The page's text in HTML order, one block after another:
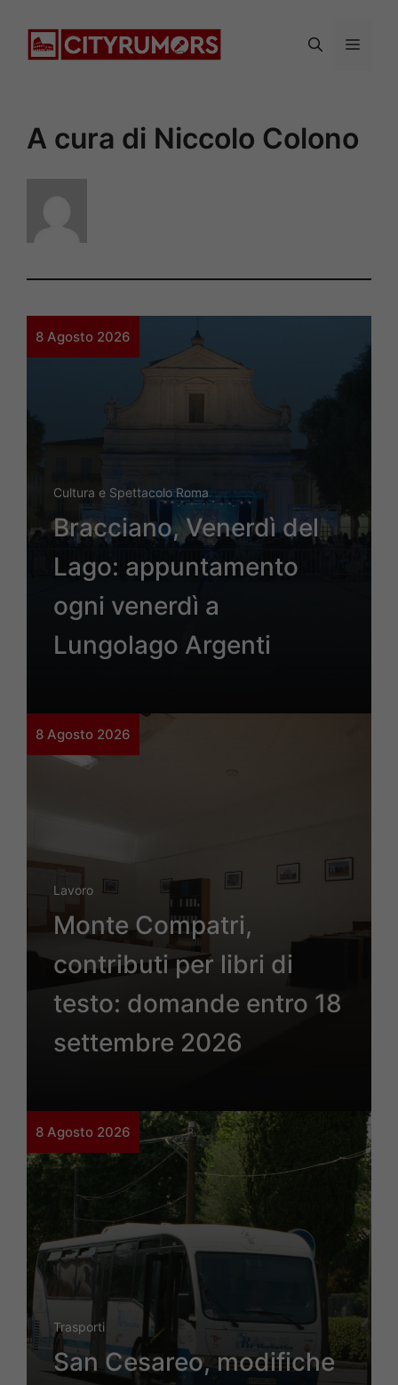
Menu
A cura di Niccolo Colono
8 Agosto 2026
Cultura e Spettacolo Roma
Bracciano, Venerdì del
Lago: appuntamento
ogni venerdì a
Lungolago Argenti
8 Agosto 2026
Lavoro
Monte Compatri,
contributi per libri di
testo: domande entro 18
settembre 2026
8 Agosto 2026
Trasporti
San Cesareo, modifiche